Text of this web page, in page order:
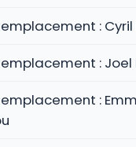
: Cyril
: Joel
: